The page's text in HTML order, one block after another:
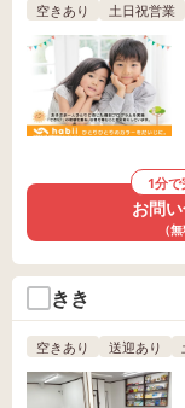
空きあり 土日祝営業
1分で
お問
（
きき
空きあり 送迎あり